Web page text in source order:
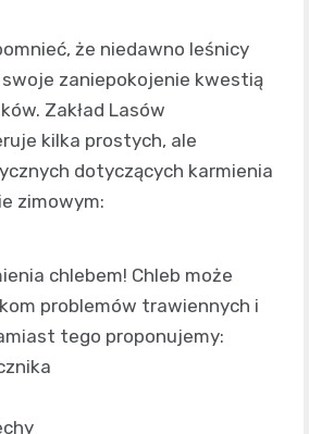
że niedawno leśnicy
zaniepokojenie kwestią
Zakład Lasów
kilka prostych, ale
dotyczących karmienia
zimowym:
chlebem! Chleb może
problemów trawiennych i
tego proponujemy: